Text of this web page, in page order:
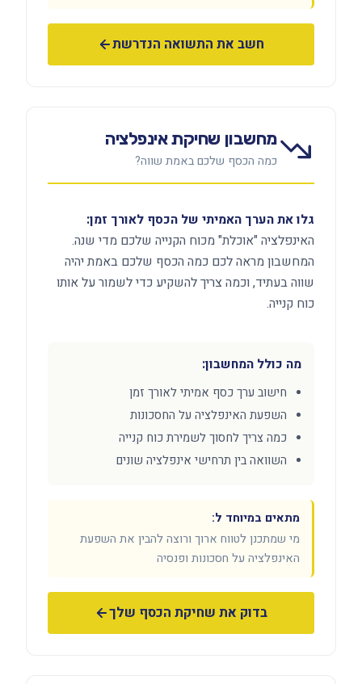
חשב את התשואה הנדרשת
מחשבון שחיקת אינפלציה
כמה הכסף שלכם באמת שווה?
גלו את הערך האמיתי של הכסף לאורך זמן:
האינפלציה "אוכלת" מכוח הקנייה שלכם מדי שנה.
המחשבון מראה לכם כמה הכסף שלכם באמת יהיה
שווה בעתיד, וכמה צריך להשקיע כדי לשמור על אותו
כוח קנייה.
מה כולל המחשבון:
חישוב ערך כסף אמיתי לאורך זמן
השפעת האינפלציה על החסכונות
כמה צריך לחסוך לשמירת כוח קנייה
השוואה בין תרחישי אינפלציה שונים
מתאים במיוחד ל:
מי שמתכנן לטווח ארוך ורוצה להבין את השפעת
האינפלציה על חסכונות ופנסיה
בדוק את שחיקת הכסף שלך